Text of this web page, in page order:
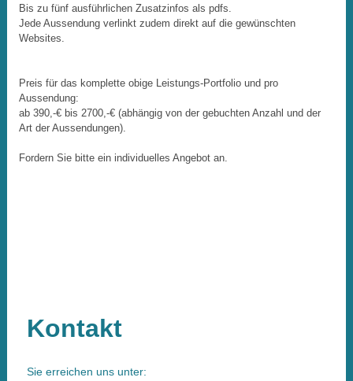
Bis zu fünf ausführlichen Zusatzinfos als pdfs.
Jede Aussendung verlinkt zudem direkt auf die gewünschten
Websites.
Preis für das komplette obige Leistungs-Portfolio und pro
Aussendung:
ab 390,-€ bis 2700,-€ (abhängig von der gebuchten Anzahl und der
Art der Aussendungen).
Fordern Sie bitte ein individuelles Angebot an.
Kontakt
Sie erreichen uns unter: